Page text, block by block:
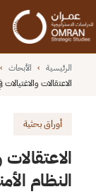
الرئيسية › الأبحاث ›
الاعتقالات والاغتيالات
أوراق بحثية
النظام